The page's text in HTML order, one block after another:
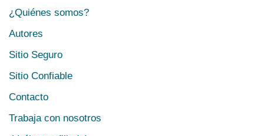
¿Quiénes somos?
Autores
Sitio Seguro
Sitio Confiable
Contacto
Trabaja con nosotros